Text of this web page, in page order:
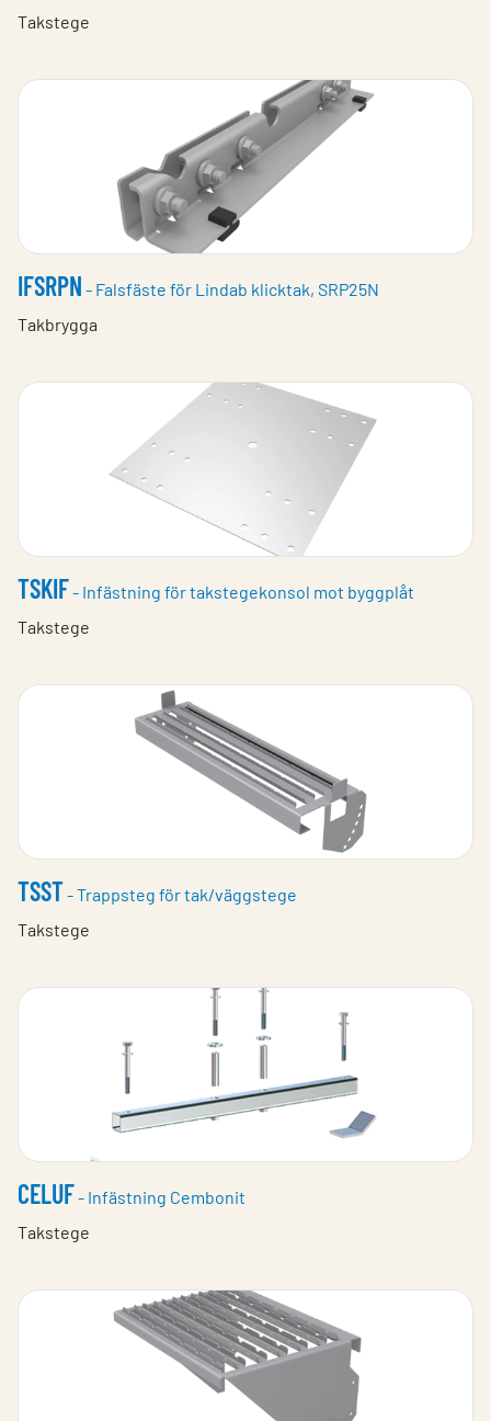
Takstege
IFSRPN - Falsfäste för Lindab klicktak, SRP25N
Takbrygga
TSKIF- Infästning för takstegekonsol mot byggplåt
Takstege
TSST- Trappsteg för tak/väggstege
Takstege
CELUF- Infästning Cembonit
Takstege